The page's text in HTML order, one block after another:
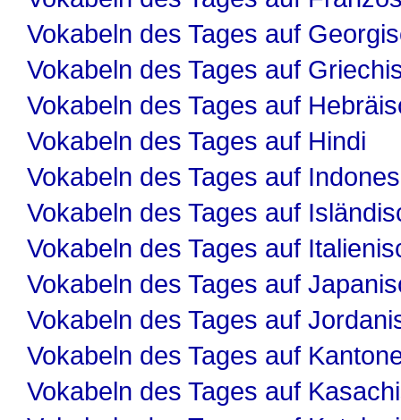
Vokabeln des Tages auf
Vokabeln des Tages auf
Vokabeln des Tages auf
Vokabeln des Tages auf Hindi
Vokabeln des Tages auf
Vokabeln des Tages auf
Vokabeln des Tages auf
Vokabeln des Tages auf
Vokabeln des Tages auf
Vokabeln des Tages auf
Vokabeln des Tages auf